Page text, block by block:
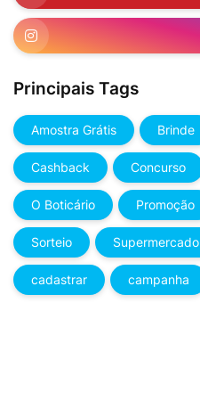
Principais Tags
Amostra Grátis Brinde
Cashback Concurso
O Boticário Promoção
Sorteio Supermercado
cadastrar campanha